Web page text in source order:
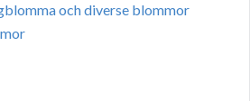
och diverse blommor